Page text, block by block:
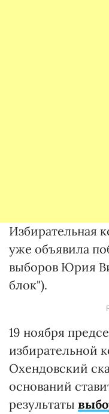
Избирательная
уже объявила
выборов Юрия
блок").
19 ноября
избирательной
Охендовский
оснований
результаты